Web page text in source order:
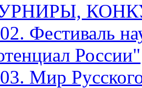
Фестиваль
России"
Мир